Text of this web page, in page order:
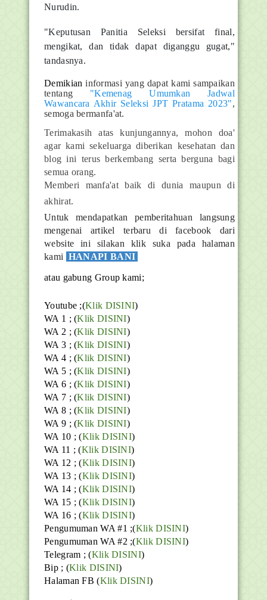
Nurudin.
"Keputusan Panitia Seleksi bersifat final,
mengikat, dan tidak dapat diganggu gugat,"
tandasnya.
Demikian informasi yang dapat kami sampaikan
tentang
"Kemenag Umumkan Jadwal
Wawancara Akhir Seleksi JPT Pratama 2023",
semoga bermanfa'at.
Terimakasih atas kunjungannya, mohon doa'
agar kami sekeluarga diberikan kesehatan dan
blog ini terus berkembang serta berguna bagi
semua orang.
Memberi manfa'at baik di dunia maupun di
akhirat.
Untuk mendapatkan pemberitahuan langsung
mengenai artikel terbaru di facebook dari
website ini silakan klik suka pada halaman
kami HANAPI BANI
atau gabung Group kami;
Youtube ;(Klik DISINI)
WA 1 ; (Klik DISINI)
WA 2 ; (Klik DISINI)
WA 3 ; (Klik DISINI)
WA 4 ; (Klik DISINI)
WA 5 ; (Klik DISINI)
WA 6 ; (Klik DISINI)
WA 7 ; (Klik DISINI)
WA 8 ; (Klik DISINI)
WA 9 ; (Klik DISINI)
WA 10 ; (Klik DISINI)
WA 11 ; (Klik DISINI)
WA 12 ; (Klik DISINI)
WA 13 ; (Klik DISINI)
WA 14 ; (Klik DISINI)
WA 15 ; (Klik DISINI)
WA 16 ; (Klik DISINI)
Pengumuman WA #1 ;(Klik DISINI)
Pengumuman WA #2 ;(Klik DISINI)
Telegram ;(Klik DISINI)
Bip ; (Klik DISINI)
Halaman FB(Klik DISINI)